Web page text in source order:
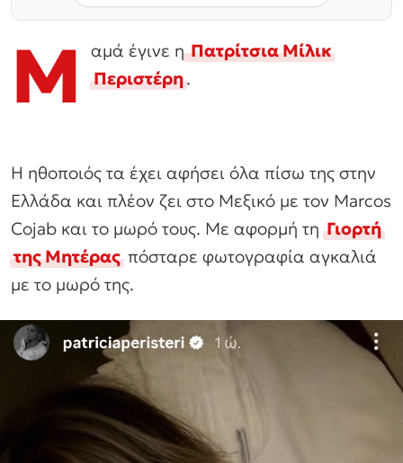
Μ αμά έγινε η Πατρίτσια Μίλικ
Περιστέρη.
Η ηθοποιός τα έχει αφήσει όλα πίσω της στην
Ελλάδα και πλέον ζει στο Μεξικό με τον Marcos
Cojab και το μωρό τους. Με αφορμή τηΓιορτή
της Μητέραςπόσταρε φωτογραφία αγκαλιά
με το μωρό της.